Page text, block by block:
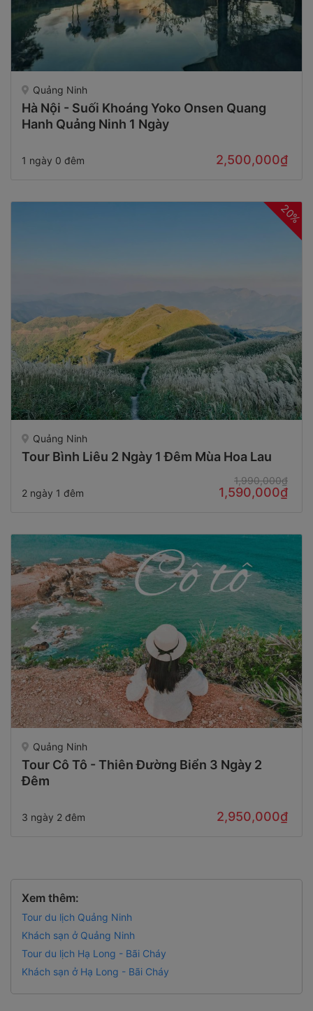
Quảng Ninh
Hà Nội - Suối Khoáng Yoko Onsen Quang
Hanh Quảng Ninh 1 Ngày
1 ngày 0 đêm 2,500,000₫
20%
Quảng Ninh
Tour Bình Liêu 2 Ngày 1 Đêm Mùa Hoa Lau
2 ngày 1 đêm
1,990,000₫
1,590,000₫
Quảng Ninh
Tour Cô Tô - Thiên Đường Biển 3 Ngày 2
Đêm
3 ngày 2 đêm 2,950,000₫
Xem thêm:
Tour du lịch Quảng Ninh
Khách sạn ở Quảng Ninh
Tour du lịch Hạ Long - Bãi Cháy
Khách sạn ở Hạ Long - Bãi Cháy